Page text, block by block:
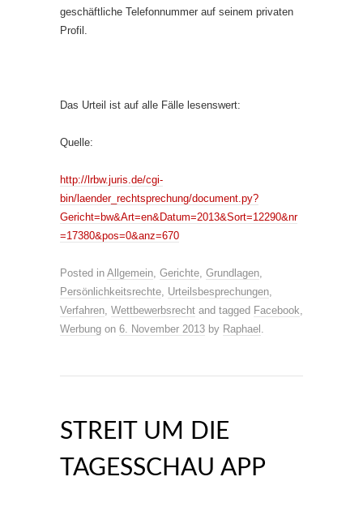
geschäftliche Telefonnummer auf seinem privaten
Profil.
Das Urteil ist auf alle Fälle lesenswert:
Quelle:
http://lrbw.juris.de/cgi-
bin/laender_rechtsprechung/document.py?
Gericht=bw&Art=en&Datum=2013&Sort=12290&nr
=17380&pos=0&anz=670
Posted in Allgemein, Gerichte, Grundlagen,
Persönlichkeitsrechte, Urteilsbesprechungen,
Verfahren, Wettbewerbsrecht and tagged Facebook,
Werbung on 6. November 2013 by Raphael .
STREIT UM DIE
TAGESSCHAU APP